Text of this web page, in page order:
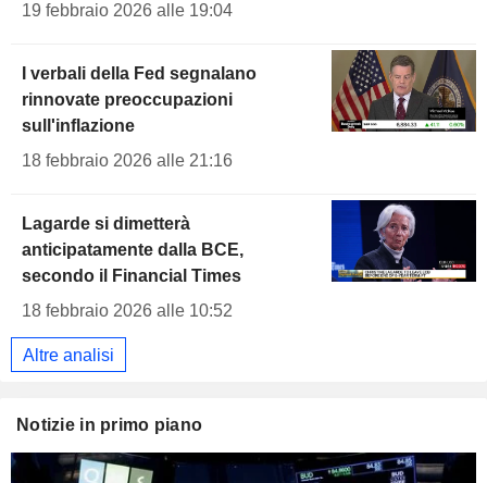
19 febbraio 2026 alle 19:04
I verbali della Fed segnalano
rinnovate preoccupazioni
sull'inflazione
18 febbraio 2026 alle 21:16
Lagarde si dimetterà
anticipatamente dalla BCE,
secondo il Financial Times
18 febbraio 2026 alle 10:52
Altre analisi
Notizie in primo piano